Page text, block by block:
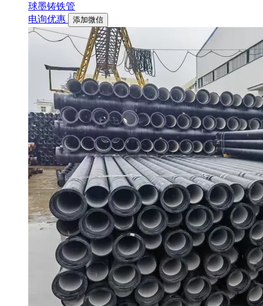
球墨铸铁管
电询优惠
添加微信